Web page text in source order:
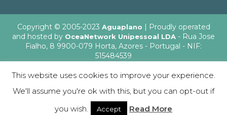
Copyright © 2005-2023 Aguaplano | Proudly operated
and hosted by OceaNetwork Unipessoal LDA - Rua Jose
Fialho, 8 9900-079 Horta, Azores - Portugal - NIF:
515484539
This website uses cookies to improve your experience.
We'll assume you're ok with this, but you can opt-out if
you wish.
Accept Read More
English Italiano